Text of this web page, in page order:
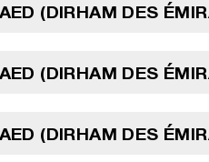
(DIRHAM DES
(DIRHAM DES
(DIRHAM DES